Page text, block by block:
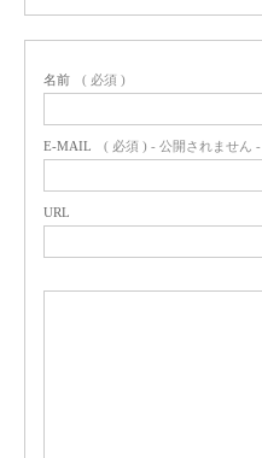
名前 ( 必須 )
E-MAIL ( 必須 ) - 公開されません -
URL